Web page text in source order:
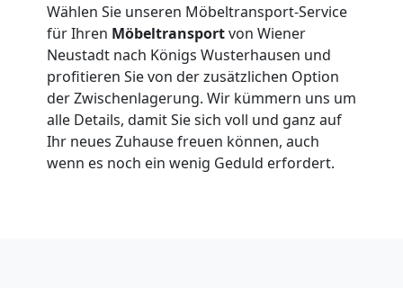
Wählen Sie unseren Möbeltransport-Service
für Ihren Möbeltransportvon Wiener
Neustadt nach Königs Wusterhausen und
profitieren Sie von der zusätzlichen Option
der Zwischenlagerung. Wir kümmern uns um
alle Details, damit Sie sich voll und ganz auf
Ihr neues Zuhause freuen können, auch
wenn es noch ein wenig Geduld erfordert.
Anfrage
Möbeltransport
National